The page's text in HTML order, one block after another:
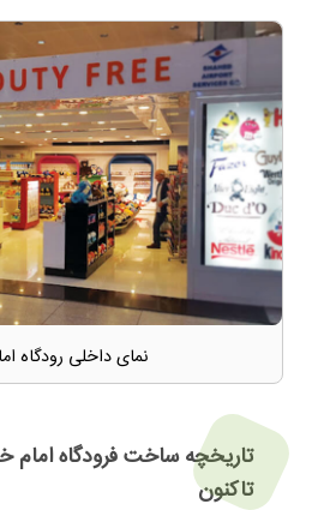
نمای داخلی رودگاه
تاریخچه ساخت فرودگاه امام
تاکنون